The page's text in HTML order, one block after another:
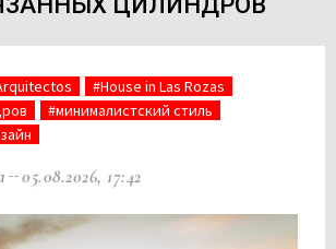
#House in Las Rozas
#минималистский стиль
05.08.2026, 17:42